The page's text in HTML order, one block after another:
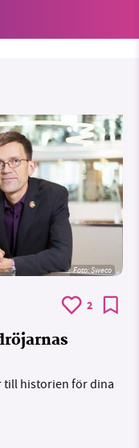
Foto: Sweco
2
till historien för dina